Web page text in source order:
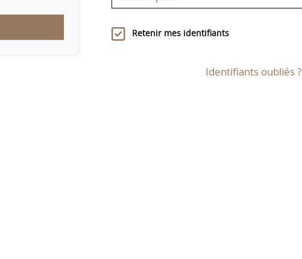
Retenir mes identifiants
Identifiants oubliés ?